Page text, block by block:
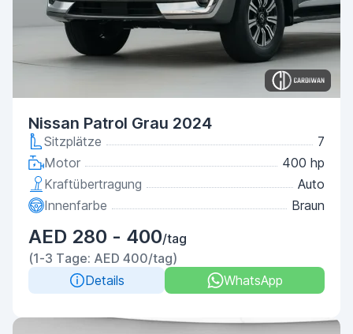
Nissan Patrol Grau 2024
Sitzplätze
7
Motor
400 hp
Kraftübertragung
Auto
Innenfarbe
Braun
AED 280 - 400/tag
(1-3 Tage: AED 400/tag)
Details
WhatsApp